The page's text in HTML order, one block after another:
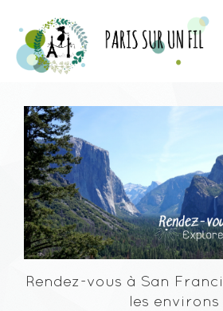
Rendez-vous à San
les environs